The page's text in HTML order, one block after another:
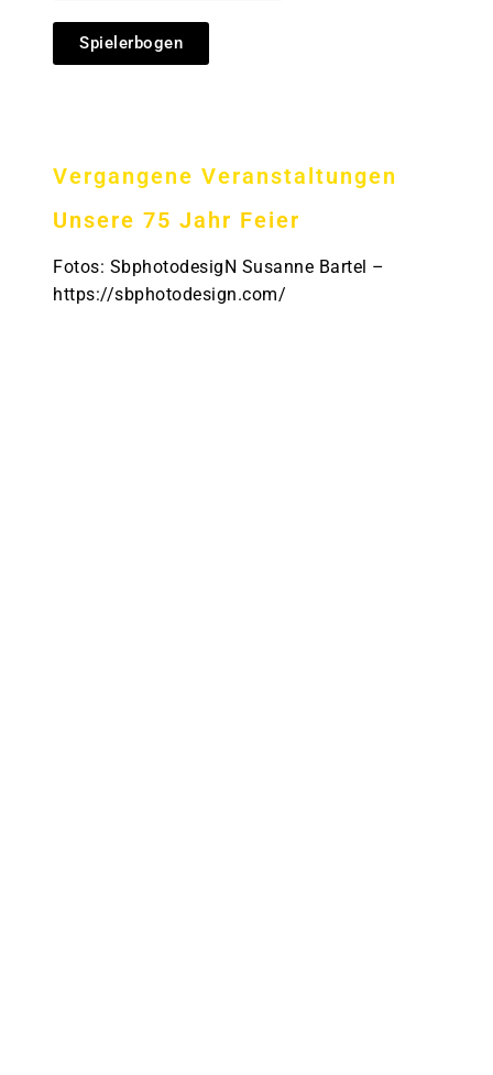
Spielerbogen
Vergangene Veranstaltungen
Unsere 75 Jahr Feier
Fotos: SbphotodesigN Susanne Bartel –
https://sbphotodesign.com/